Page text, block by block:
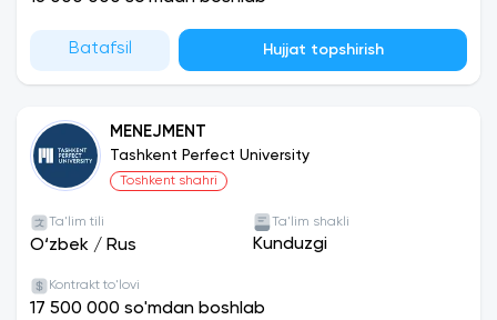
mahalliy Oliy ta‘lim muassasalari bilan hamkorlik
bilan hamkorlik qilib kelmoqda.
Batafsil Hujjat topshirish
MENEJMENT
Tashkent Perfect University
Toshkent shahri
Ta'lim tili
O‘zbek / Rus
Ta'lim shakli
Kunduzgi
Kontrakt to'lovi
17 500 000 so'mdan boshlab